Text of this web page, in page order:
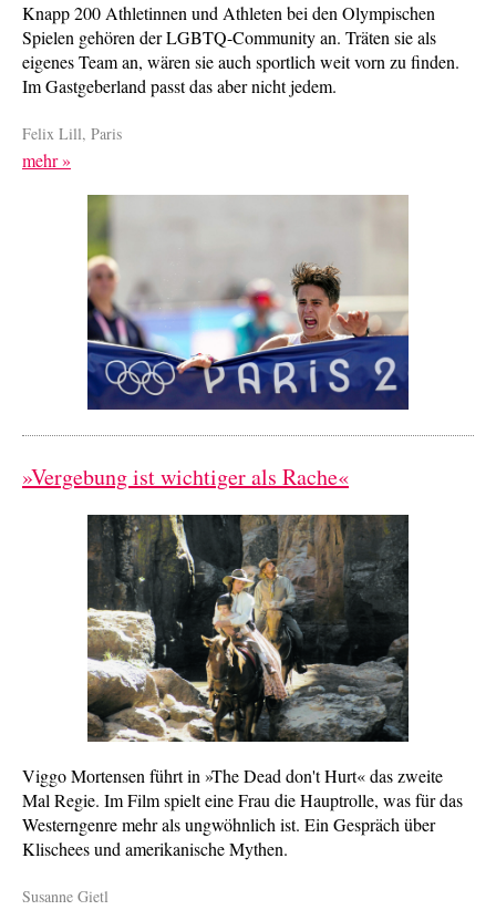
Knapp 200 Athletinnen und Athleten bei den Olympischen
Spielen gehören der LGBTQ-Community an. Träten sie als
eigenes Team an, wären sie auch sportlich weit vorn zu finden.
Im Gastgeberland passt das aber nicht jedem.
Felix Lill, Paris
mehr »
»Vergebung ist wichtiger als Rache«
Viggo Mortensen führt in »The Dead don't Hurt« das zweite
Mal Regie. Im Film spielt eine Frau die Hauptrolle, was für das
Westerngenre mehr als ungwöhnlich ist. Ein Gespräch über
Klischees und amerikanische Mythen.
Susanne Gietl